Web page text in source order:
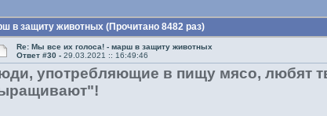
в защиту животных (Прочитано 8482 раз)
Re: Мы все их голоса! - марш в защиту животных
Ответ #30 - 29.03.2021 :: 16:49:46
употребляющие в пищу мясо, любят